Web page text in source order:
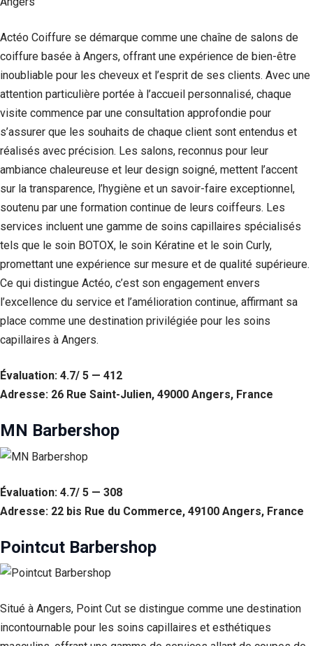
Actéo Coiffure se démarque comme une chaîne de salons de
coiffure basée à Angers, offrant une expérience de bien-être
inoubliable pour les cheveux et l’esprit de ses clients. Avec une
attention particulière portée à l’accueil personnalisé, chaque
visite commence par une consultation approfondie pour
s’assurer que les souhaits de chaque client sont entendus et
réalisés avec précision. Les salons, reconnus pour leur
ambiance chaleureuse et leur design soigné, mettent l’accent
sur la transparence, l’hygiène et un savoir-faire exceptionnel,
soutenu par une formation continue de leurs coiffeurs. Les
services incluent une gamme de soins capillaires spécialisés
tels que le soin BOTOX, le soin Kératine et le soin Curly,
promettant une expérience sur mesure et de qualité supérieure.
Ce qui distingue Actéo, c’est son engagement envers
l’excellence du service et l’amélioration continue, affirmant sa
place comme une destination privilégiée pour les soins
capillaires à Angers.
Évaluation: 4.7/ 5 — 412
Adresse: 26 Rue Saint-Julien, 49000 Angers, France
MN Barbershop
Évaluation: 4.7/ 5 — 308
Adresse: 22 bis Rue du Commerce, 49100 Angers, France
Pointcut Barbershop
Situé à Angers, Point Cut se distingue comme une destination
incontournable pour les soins capillaires et esthétiques
Ces cookies ne
sont pas
facultatifs. Ils
fonctionnement
du site Web.